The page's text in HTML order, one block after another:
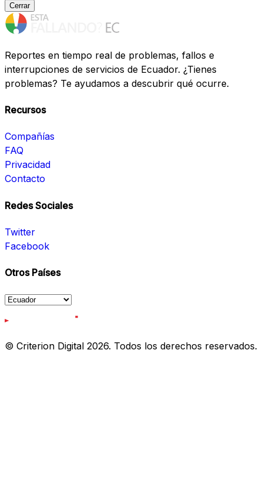
Cerrar
Reportes en tiempo real de problemas, fallos e
interrupciones de servicios de Ecuador. ¿Tienes
problemas? Te ayudamos a descubrir qué ocurre.
Recursos
Compañías
FAQ
Privacidad
Contacto
Redes Sociales
Twitter
Facebook
Otros Países
© Criterion Digital 2026. Todos los derechos reservados.